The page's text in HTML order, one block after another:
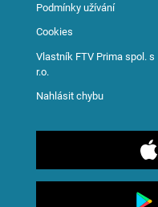
Podmínky užívání
Cookies
Vlastník FTV Prima spol. s
r.o.
Nahlásit chybu